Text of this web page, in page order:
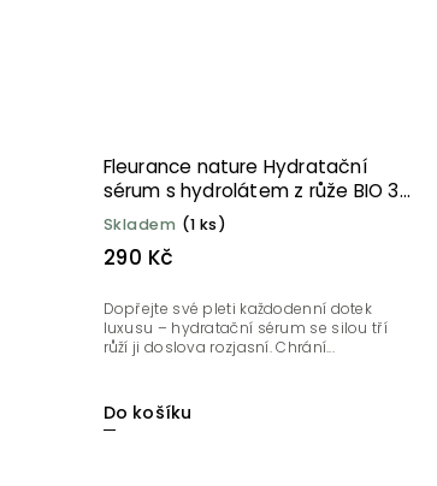
Fleurance nature Hydratační
sérum s hydrolátem z růže BIO 30
ml
Skladem (1 ks)
290 Kč
Do košíku
Dopřejte své pleti každodenní dotek
luxusu – hydratační sérum se silou tří
růží ji doslova rozjasní. Chrání...